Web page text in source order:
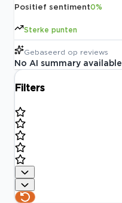
Positief sentiment0%
Sterke punten
Gebaseerd op reviews
No AI summary available
Filters